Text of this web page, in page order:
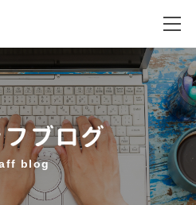
ブログ
blog